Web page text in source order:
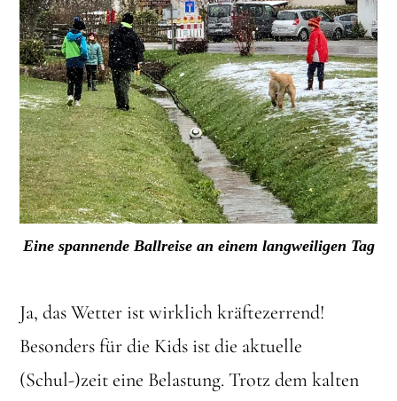
Eine spannende Ballreise an einem langweiligen Tag
Ja, das Wetter ist wirklich kräftezerrend!
Besonders für die Kids ist die aktuelle
(Schul-)zeit eine Belastung. Trotz dem kalten